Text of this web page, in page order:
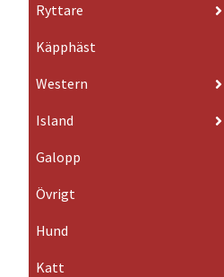
Ryttare
Käpphäst
Western
Island
Galopp
Övrigt
Hund
Katt